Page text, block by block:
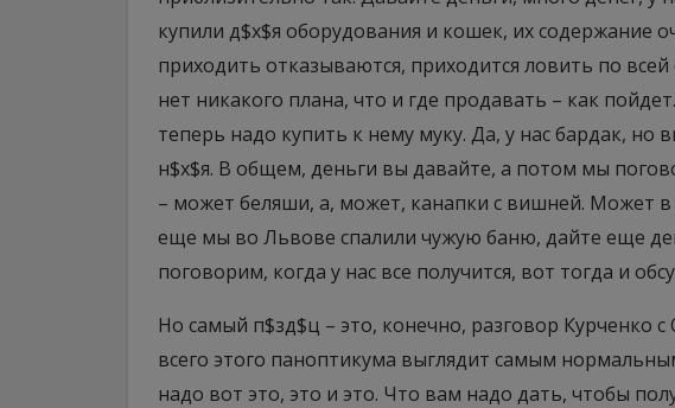
купили д$х$я оборудования и кошек, их содержание
приходить отказываются, приходится ловить по
нет никакого плана, что и где продавать – как
теперь надо купить к нему муку. Да, у нас бардак, но
н$х$я. В общем, деньги вы давайте, а потом мы
– может беляши, а, может, канапки с вишней. Может
еще мы во Львове спалили чужую баню, дайте еще
поговорим, когда у нас все получится, вот тогда и
Но самый п$зд$ц – это, конечно, разговор Курченко
всего этого паноптикума выглядит самым
надо вот это, это и это. Что вам надо дать, чтобы